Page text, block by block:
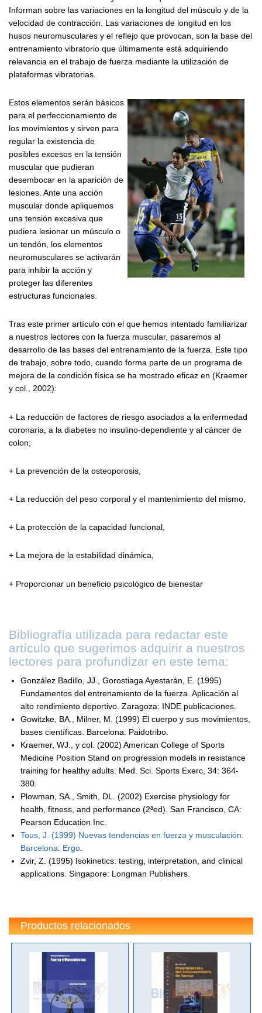
Informan sobre las variaciones en la longitud del músculo y de la
velocidad de contracción. Las variaciones de longitud en los
husos neuromusculares y el reflejo que provocan, son la base del
entrenamiento vibratorio que últimamente está adquiriendo
relevancia en el trabajo de fuerza mediante la utilización de
plataformas vibratorias.
Estos elementos serán básicos
para el perfeccionamiento de
los movimientos y sirven para
regular la existencia de
posibles excesos en la tensión
muscular que pudieran
desembocar en la aparición de
lesiones. Ante una acción
muscular donde apliquemos
una tensión excesiva que
pudiera lesionar un músculo o
un tendón, los elementos
neuromusculares se activarán
para inhibir la acción y
proteger las diferentes
estructuras funcionales.
Tras este primer artículo con el que hemos intentado familiarizar
a nuestros lectores con la fuerza muscular, pasaremos al
desarrollo de las bases del entrenamiento de la fuerza. Este tipo
de trabajo, sobre todo, cuando forma parte de un programa de
mejora de la condición física se ha mostrado eficaz en (Kraemer
y col., 2002):
+ La reducción de factores de riesgo asociados a la enfermedad
coronaria, a la diabetes no insulino-dependiente y al cáncer de
colon;
+ La prevención de la osteoporosis,
+ La reducción del peso corporal y el mantenimiento del mismo,
+ La protección de la capacidad funcional,
+ La mejora de la estabilidad dinámica,
+ Proporcionar un beneficio psicológico de bienestar
Bibliografía utilizada para redactar este
artículo que sugerimos adquirir a nuestros
lectores para profundizar en este tema:
González Badillo, JJ., Gorostiaga Ayestarán, E. (1995)
Fundamentos del entrenamiento de la fuerza. Aplicación al
alto rendimiento deportivo. Zaragoza: INDE publicaciones.
Gowitzke, BA., Milner, M. (1999) El cuerpo y sus movimientos,
bases científicas. Barcelona: Paidotribo.
Kraemer, WJ., y col. (2002) American College of Sports
Medicine Position Stand on progression models in resistance
training for healthy adults. Med. Sci. Sports Exerc, 34: 364-
380.
Plowman, SA., Smith, DL. (2002) Exercise physiology for
health, fitness, and performance (2ªed). San Francisco, CA:
Pearson Education Inc.
Tous, J. (1999) Nuevas tendencias en fuerza y musculación.
Barcelona: Ergo
Zvir, Z. (1995) Isokinetics: testing, interpretation, and clinical
applications. Singapore: Longman Publishers.
Productos relacionados